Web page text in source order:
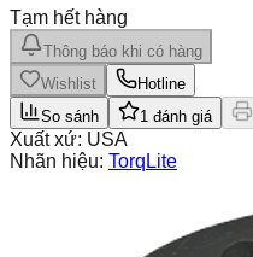
Tạm hết hàng
Thông báo khi có hàng
Wishlist
Hotline
So sánh
1 đánh giá
Xuất xứ: USA
Nhãn hiệu: TorqLite